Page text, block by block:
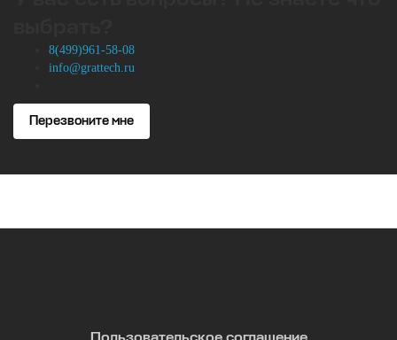
8(499)961-58-08
info@grattech.ru
Перезвоните мне